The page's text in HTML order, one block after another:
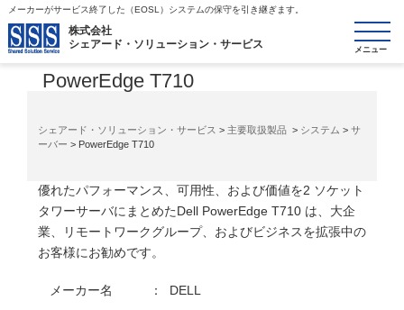
メーカーがサービス終了した（EOSL）システムの保守を引き継ぎます。
株式会社
シェアード・ソリューション・サービス
toggle
シェアード・ソリューション・サービス > 主要取扱製品> システム > サ
ーバー > PowerEdge T710
システム/サーバー
PowerEdge T710
優れたパフォーマンス、可用性、および価値を2 ソケット
タワーサーバにまとめたDell PowerEdge T710 は、大企
業、リモートワークグループ、およびビジネスを拡張中の
お客様にお勧めです。
メーカー名 ： DELL